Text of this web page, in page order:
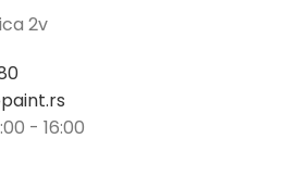
2v
- 16:00